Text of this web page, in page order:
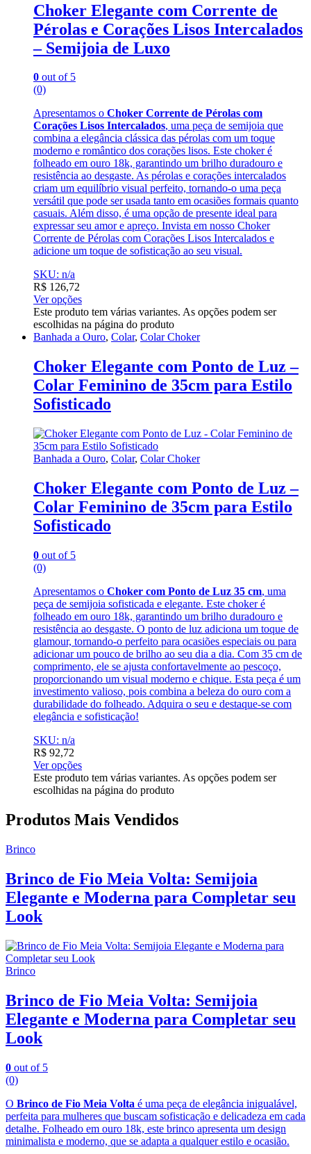
Choker Elegante com Corrente de
Pérolas e Corações Lisos Intercalados
– Semijoia de Luxo
0 out of 5
(0)
Apresentamos o Choker Corrente de Pérolas com
Corações Lisos Intercalados, uma peça de semijoia que
combina a elegância clássica das pérolas com um toque
moderno e romântico dos corações lisos. Este choker é
folheado em ouro 18k, garantindo um brilho duradouro e
resistência ao desgaste. As pérolas e corações intercalados
criam um equilíbrio visual perfeito, tornando-o uma peça
versátil que pode ser usada tanto em ocasiões formais quanto
casuais. Além disso, é uma opção de presente ideal para
expressar seu amor e apreço. Invista em nosso Choker
Corrente de Pérolas com Corações Lisos Intercalados e
adicione um toque de sofisticação ao seu visual.
SKU: n/a
R$ 126,72
Ver opções
Este produto tem várias variantes. As opções podem ser
escolhidas na página do produto
Banhada a Ouro, Colar, Colar Choker
Choker Elegante com Ponto de Luz –
Colar Feminino de 35cm para Estilo
Sofisticado
Banhada a Ouro, Colar, Colar Choker
Choker Elegante com Ponto de Luz –
Colar Feminino de 35cm para Estilo
Sofisticado
0 out of 5
(0)
Apresentamos o Choker com Ponto de Luz 35 cm, uma
peça de semijoia sofisticada e elegante. Este choker é
folheado em ouro 18k, garantindo um brilho duradouro e
resistência ao desgaste. O ponto de luz adiciona um toque de
glamour, tornando-o perfeito para ocasiões especiais ou para
adicionar um pouco de brilho ao seu dia a dia. Com 35 cm de
comprimento, ele se ajusta confortavelmente ao pescoço,
proporcionando um visual moderno e chique. Esta peça é um
investimento valioso, pois combina a beleza do ouro com a
durabilidade do folheado. Adquira o seu e destaque-se com
elegância e sofisticação!
SKU: n/a
R$ 92,72
Ver opções
Este produto tem várias variantes. As opções podem ser
escolhidas na página do produto
Produtos Mais Vendidos
Brinco
Brinco de Fio Meia Volta: Semijoia
Elegante e Moderna para Completar seu
Look
Brinco
Brinco de Fio Meia Volta: Semijoia
Elegante e Moderna para Completar seu
Look
0 out of 5
(0)
O Brinco de Fio Meia Volta é uma peça de elegância inigualável,
perfeita para mulheres que buscam sofisticação e delicadeza em cada
detalhe. Folheado em ouro 18k, este brinco apresenta um design
minimalista e moderno, que se adapta a qualquer estilo e ocasião.